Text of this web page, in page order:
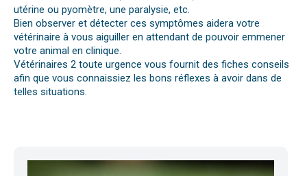
utérine ou pyomètre, une paralysie, etc.
Bien observer et détecter ces symptômes aidera votre
vétérinaire à vous aiguiller en attendant de pouvoir emmener
votre animal en clinique.
Vétérinaires 2 toute urgence vous fournit des fiches conseils
afin que vous connaissiez les bons réflexes à avoir dans de
telles situations.